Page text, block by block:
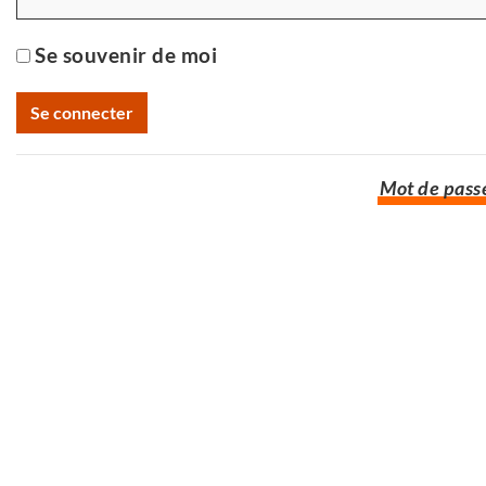
Se souvenir de moi
Mot de